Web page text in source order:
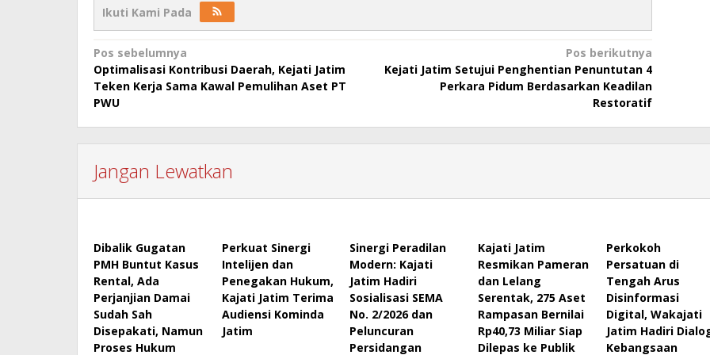
Ikuti Kami Pada
Navigasi
pos
Pos sebelumnya
Optimalisasi Kontribusi Daerah, Kejati Jatim
Teken Kerja Sama Kawal Pemulihan Aset PT
PWU
Pos berikutnya
Kejati Jatim Setujui Penghentian Penuntutan 4
Perkara Pidum Berdasarkan Keadilan
Restoratif
Jangan Lewatkan
Dibalik Gugatan
PMH Buntut Kasus
Rental, Ada
Perjanjian Damai
Sudah Sah
Disepakati, Namun
Proses Hukum
Perkuat Sinergi
Intelijen dan
Penegakan Hukum,
Kajati Jatim Terima
Audiensi Kominda
Jatim
Sinergi Peradilan
Modern: Kajati
Jatim Hadiri
Sosialisasi SEMA
No. 2/2026 dan
Peluncuran
Persidangan
Kajati Jatim
Resmikan Pameran
dan Lelang
Serentak, 275 Aset
Rampasan Bernilai
Rp40,73 Miliar Siap
Dilepas ke Publik
Perkokoh
Persatuan di
Tengah Arus
Disinformasi
Digital, Wakajati
Jatim Hadiri
Kebangsaan